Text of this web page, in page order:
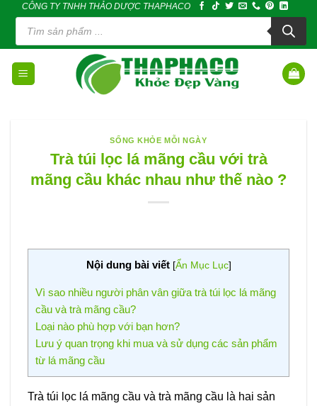
content
CÔNG TY TNHH THẢO DƯỢC THAPHACO
Tìm
kiếm
phẩm
SỐNG KHỎE MỖI NGÀY
Trà túi lọc lá mãng cầu với trà
mãng cầu khác nhau như thế nào ?
Nội dung bài viết [Ẩn Mục Lục]
Vì sao nhiều người phân vân giữa trà túi lọc lá mãng
cầu và trà mãng cầu?
Loại nào phù hợp với bạn hơn?
Lưu ý quan trọng khi mua và sử dụng các sản phẩm
từ lá mãng cầu
Trà túi lọc lá mãng cầu và trà mãng cầu là hai sản